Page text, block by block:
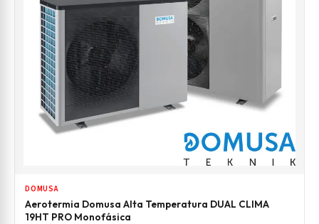
DOMUSA
Aerotermia Domusa Alta Temperatura DUAL CLIMA
19HT PRO Monofásica